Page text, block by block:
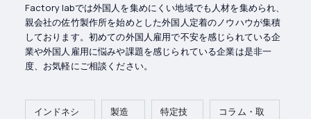
Factory labでは外国人を集めにくい地域でも人材を集められ、
親会社の佐竹製作所を始めとした外国人定着のノウハウが集積
しております。初めての外国人雇用で不安を感じられている企
業や外国人雇用に悩みや課題を感じられている企業は是非一
度、お気軽にご相談ください。
インドネシ
製造
特定技
コラム・取